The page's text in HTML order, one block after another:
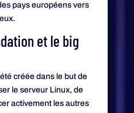
pays européens vers
et le big
créée dans le but de
le serveur Linux, de
activement les autres